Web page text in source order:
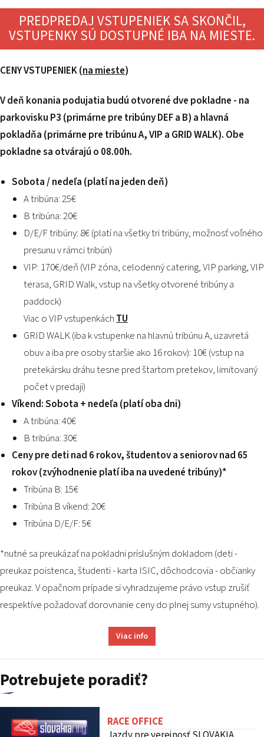
PREDPREDAJ VSTUPENIEK SA SKONČIL,
VSTUPENKY SÚ DOSTUPNÉ IBA NA MIESTE.
CENY VSTUPENIEK (na mieste)
V deň konania podujatia budú otvorené dve pokladne - na
parkovisku P3 (primárne pre tribúny DEF a B) a hlavná
pokladňa (primárne pre tribúnu A, VIP a GRID WALK). Obe
pokladne sa otvárajú o 08.00h.
Sobota / nedeľa (platí na jeden deň)
A tribúna: 25€
B tribúna: 20€
D/E/F tribúny: 8€ (platí na všetky tri tribúny, možnosť voľného
presunu v rámci tribún)
VIP: 170€/deň (VIP zóna, celodenný catering, VIP parking, VIP
terasa, GRID Walk, vstup na všetky otvorené tribúny a
paddock)
Viac o VIP vstupenkách TU
GRID WALK (iba k vstupenke na hlavnú tribúnu A, uzavretá
obuv a iba pre osoby staršie ako 16 rokov): 10€ (vstup na
pretekársku dráhu tesne pred štartom pretekov, limitovaný
počet v predaji)
Víkend: Sobota + nedeľa (platí oba dni)
A tribúna: 40€
B tribúna: 30€
Ceny pre deti nad 6 rokov, študentov a seniorov nad 65
rokov (zvýhodnenie platí iba na uvedené tribúny)*
Tribúna B: 15€
Tribúna B víkend: 20€
Tribúna D/E/F: 5€
*nutné sa preukázať na pokladni príslušným dokladom (deti -
preukaz poistenca, študenti - karta ISIC, dôchodcovia - občianky
preukaz. V opačnom prípade si vyhradzujeme právo vstup zrušiť
respektíve požadovať dorovnanie ceny do plnej sumy vstupného).
Viac info
Potrebujete poradiť?
RACE OFFICE